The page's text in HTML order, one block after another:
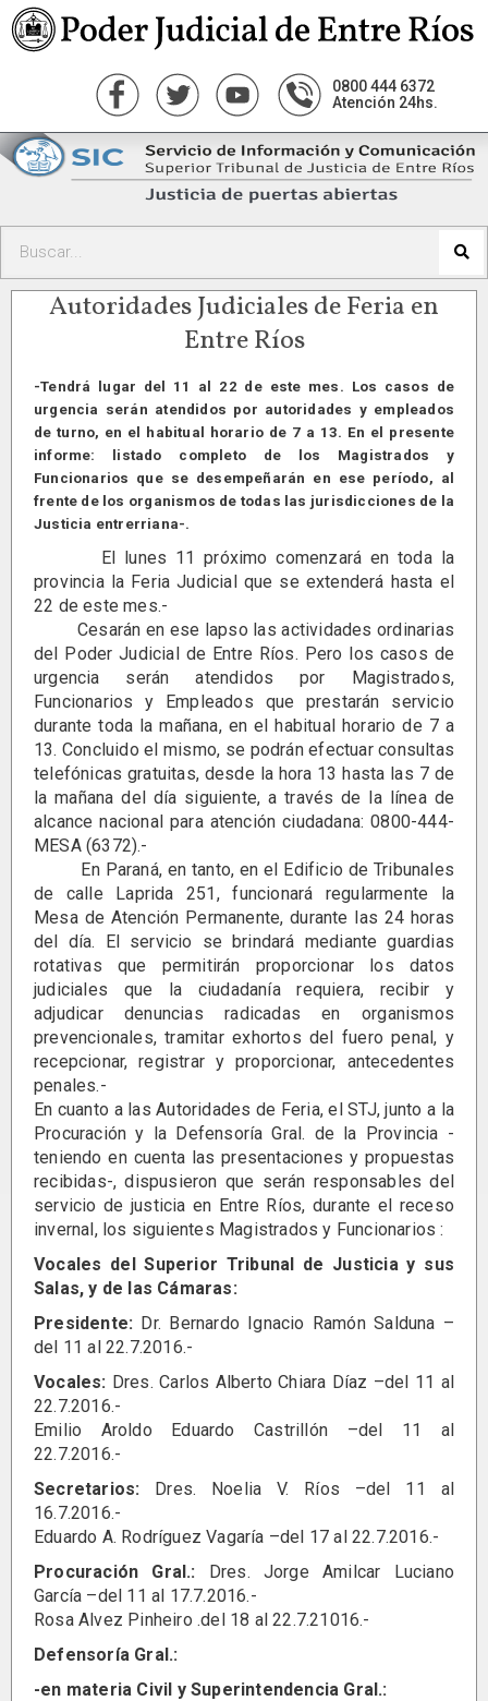
0800 444 6372
Atención 24hs.
Autoridades Judiciales de Feria en
Entre Ríos
-Tendrá lugar del 11 al 22 de este mes. Los casos de
urgencia serán atendidos por autoridades y empleados
de turno, en el habitual horario de 7 a 13. En el presente
informe: listado completo de los Magistrados y
Funcionarios que se desempeñarán en ese período, al
frente de los organismos de todas las jurisdicciones de la
Justicia entrerriana-.
El lunes 11 próximo comenzará en toda la
provincia la Feria Judicial que se extenderá hasta el
22 de este mes.-
Cesarán en ese lapso las actividades ordinarias
del Poder Judicial de Entre Ríos. Pero los casos de
urgencia serán atendidos por Magistrados,
Funcionarios y Empleados que prestarán servicio
durante toda la mañana, en el habitual horario de 7 a
13. Concluido el mismo, se podrán efectuar consultas
telefónicas gratuitas, desde la hora 13 hasta las 7 de
la mañana del día siguiente, a través de la línea de
alcance nacional para atención ciudadana: 0800-444-
MESA (6372).-
En Paraná, en tanto, en el Edificio de Tribunales
de calle Laprida 251, funcionará regularmente la
Mesa de Atención Permanente, durante las 24 horas
del día. El servicio se brindará mediante guardias
rotativas que permitirán proporcionar los datos
judiciales que la ciudadanía requiera, recibir y
adjudicar denuncias radicadas en organismos
prevencionales, tramitar exhortos del fuero penal, y
recepcionar, registrar y proporcionar, antecedentes
penales.-
En cuanto a las Autoridades de Feria, el STJ, junto a la
Procuración y la Defensoría Gral. de la Provincia -
teniendo en cuenta las presentaciones y propuestas
recibidas-, dispusieron que serán responsables del
servicio de justicia en Entre Ríos, durante el receso
invernal, los siguientes Magistrados y Funcionarios :
Vocales del Superior Tribunal de Justicia y sus
Salas, y de las Cámaras:
Presidente: Dr. Bernardo Ignacio Ramón Salduna –
del 11 al 22.7.2016.-
Vocales: Dres. Carlos Alberto Chiara Díaz –del 11 al
22.7.2016.-
Emilio Aroldo Eduardo Castrillón –del 11 al
22.7.2016.-
Secretarios: Dres. Noelia V. Ríos –del 11 al
16.7.2016.-
Eduardo A. Rodríguez Vagaría –del 17 al 22.7.2016.-
Procuración Gral.: Dres. Jorge Amilcar Luciano
García –del 11 al 17.7.2016.-
Rosa Alvez Pinheiro .del 18 al 22.7.21016.-
Defensoría Gral.:
-en materia Civil y Superintendencia Gral.: